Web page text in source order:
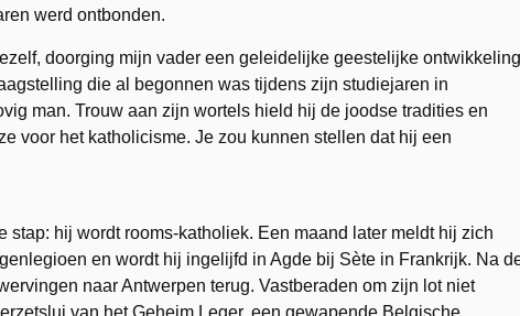
werd ontbonden.
doorging mijn vader een geleidelijke geestelijke ontwikkeling
die al begonnen was tijdens zijn studiejaren in
man. Trouw aan zijn wortels hield hij de joodse tradities en
voor het katholicisme. Je zou kunnen stellen dat hij een
stap: hij wordt rooms-katholiek. Een maand later meldt hij zich
en wordt hij ingelijfd in Agde bij Sète in Frankrijk. Na
naar Antwerpen terug. Vastberaden om zijn lot niet
van het Geheim Leger, een gewapende Belgische